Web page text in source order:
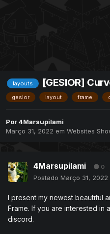
layouts [GESIOR]
gesior layout frame
Por4Marsupilami
Março 31, 2022 em Websites
4Marsupilami 0
Postado Março 31, 2022
I present my newest beautiful
Frame. If you are interested in
discord.